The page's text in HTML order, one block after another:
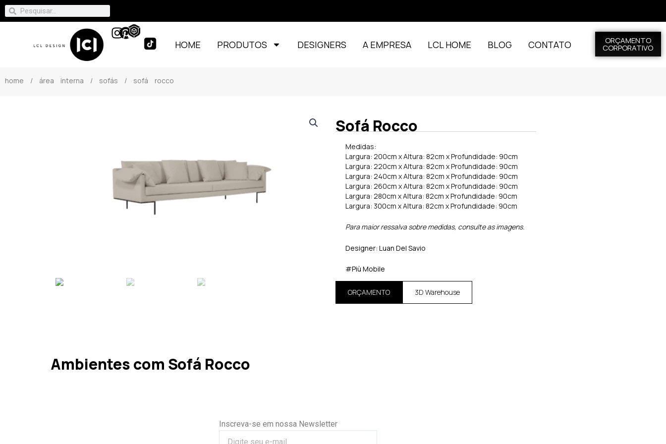
HOME PRODUTOS DESIGNERS A EMPRESA LCL HOME BLOG CONTATO ORÇAMENTO
CORPORATIVO
home / área interna / sofás / sofá rocco
Sofá Rocco
Medidas:
Largura: 200cm x Altura: 82cm x Profundidade: 90cm
Largura: 220cm x Altura: 82cm x Profundidade: 90cm
Largura: 240cm x Altura: 82cm x Profundidade: 90cm
Largura: 260cm x Altura: 82cm x Profundidade: 90cm
Largura: 280cm x Altura: 82cm x Profundidade: 90cm
Largura: 300cm x Altura: 82cm x Profundidade: 90cm
Para maior ressalva sobre medidas, consulte as imagens.
Designer: Luan Del Savio
#Più Mobile
ORÇAMENTO 3D Warehouse
Ambientes com Sofá Rocco
Inscreva-se em nossa Newsletter